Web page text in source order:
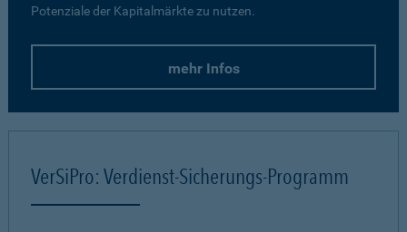
Potenziale der Kapitalmärkte zu nutzen.
mehr Infos
VerSiPro: Verdienst-Sicherungs-Programm